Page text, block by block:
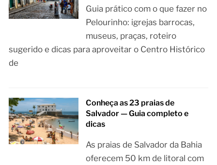
Guia prático com o que fazer no
Pelourinho: igrejas barrocas,
museus, praças, roteiro
sugerido e dicas para aproveitar o Centro Histórico
de
Conheça as 23 praias de
Salvador — Guia completo e
dicas
As praias de Salvador da Bahia
oferecem 50 km de litoral com